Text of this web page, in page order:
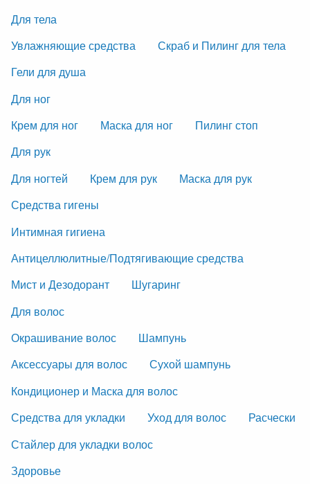
Для тела
Увлажняющие средства
Скраб и Пилинг для тела
Гели для душа
Для ног
Крем для ног
Маска для ног
Пилинг стоп
Для рук
Для ногтей
Крем для рук
Маска для рук
Средства гигены
Интимная гигиена
Антицеллюлитные/Подтягивающие средства
Мист и Дезодорант
Шугаринг
Для волос
Окрашивание волос
Шампунь
Аксессуары для волос
Сухой шампунь
Кондиционер и Маска для волос
Средства для укладки
Уход для волос
Расчески
Стайлер для укладки волос
Здоровье